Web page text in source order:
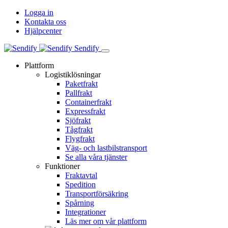
Logga in
Kontakta oss
Hjälpcenter
Sendify
Plattform
Logistiklösningar
Paketfrakt
Pallfrakt
Containerfrakt
Expressfrakt
Sjöfrakt
Tågfrakt
Flygfrakt
Väg- och lastbilstransport
Se alla våra tjänster
Funktioner
Fraktavtal
Spedition
Transportförsäkring
Spårning
Integrationer
Läs mer om vår plattform